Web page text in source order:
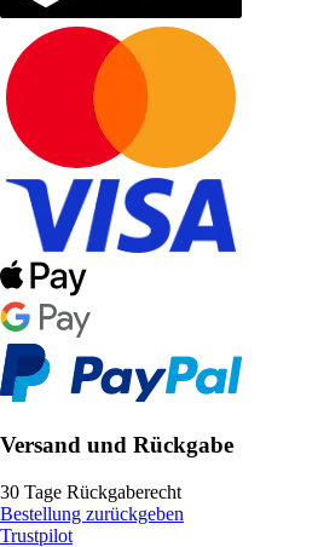
Versand und Rückgabe
30 Tage Rückgaberecht
Bestellung zurückgeben
Trustpilot